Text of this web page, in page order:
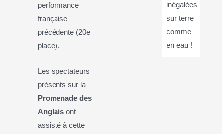
performance
française
précédente (20e
place).
Les spectateurs
présents sur la
Promenade des
Anglais ont
assisté à cette
inégalées
sur terre
comme
en eau !